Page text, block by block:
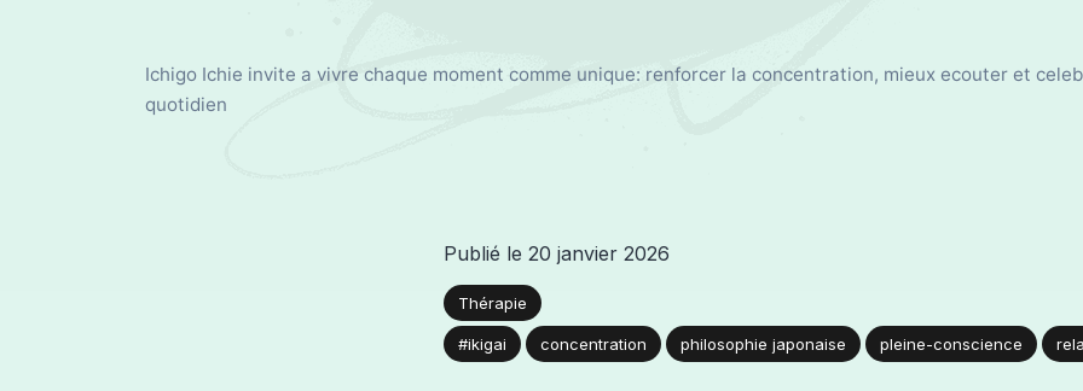
Ichigo Ichie invite a vivre chaque moment comme unique: renforcer la concentration, mieux ecouter et
quotidien
Publié le 20 janvier 2026
Thérapie
#ikigai concentration philosophie japonaise pleine-conscience